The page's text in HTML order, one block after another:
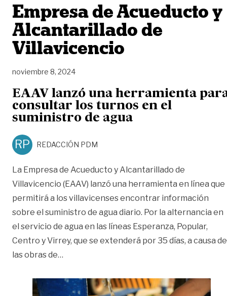
Empresa de Acueducto y
Alcantarillado de
Villavicencio
noviembre 8, 2024
EAAV lanzó una herramienta
consultar los turnos en el
suministro de agua
RP REDACCIÓN PDM
La Empresa de Acueducto y Alcantarillado de
Villavicencio (EAAV) lanzó una herramienta en línea que
permitirá a los villavicenses encontrar información
sobre el suministro de agua diario. Por la alternancia en
el servicio de agua en las líneas Esperanza, Popular,
Centro y Virrey, que se extenderá por 35 días, a causa de
las obras de…